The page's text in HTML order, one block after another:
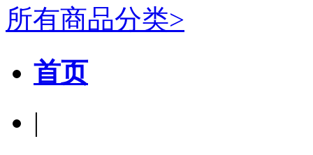
所有商品分类>
首页
|